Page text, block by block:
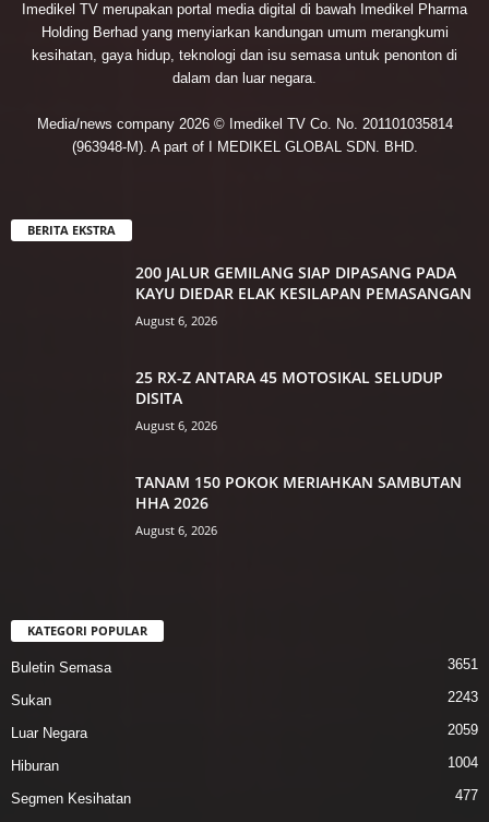
Imedikel TV merupakan portal media digital di bawah Imedikel Pharma
Holding Berhad yang menyiarkan kandungan umum merangkumi
kesihatan, gaya hidup, teknologi dan isu semasa untuk penonton di
dalam dan luar negara.
Media/news company 2026 © Imedikel TV Co. No. 201101035814
(963948-M). A part of I MEDIKEL GLOBAL SDN. BHD.
BERITA EKSTRA
200 JALUR GEMILANG SIAP DIPASANG PADA
KAYU DIEDAR ELAK KESILAPAN PEMASANGAN
August 6, 2026
25 RX-Z ANTARA 45 MOTOSIKAL SELUDUP
DISITA
August 6, 2026
TANAM 150 POKOK MERIAHKAN SAMBUTAN
HHA 2026
August 6, 2026
KATEGORI POPULAR
Buletin Semasa 3651
Sukan 2243
Luar Negara 2059
Hiburan 1004
Segmen Kesihatan
477